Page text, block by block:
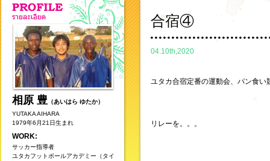
相原 豊 （あいはら ゆたか）
YUTAKA AIHARA
1979年6月21日生まれ
WORK:
サッカー指導者
ユタカフットボールアカデミー（タイ
合宿④
04.10th,2020
ユタカ合宿定番の運動会、パン食
リレーを。。。